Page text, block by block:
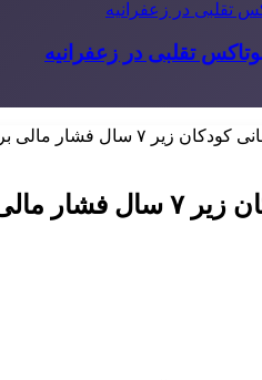
تقلبی در زعفرانیه
بر بیمارستان‌ها وارد کرده است
کرده است